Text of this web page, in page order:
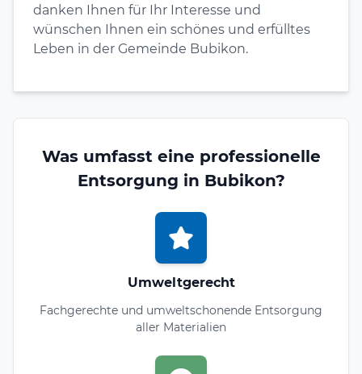
danken Ihnen für Ihr Interesse und
wünschen Ihnen ein schönes und erfülltes
Leben in der Gemeinde Bubikon.
Was umfasst eine professionelle
Entsorgung in Bubikon?
Umweltgerecht
Fachgerechte und umweltschonende Entsorgung
aller Materialien